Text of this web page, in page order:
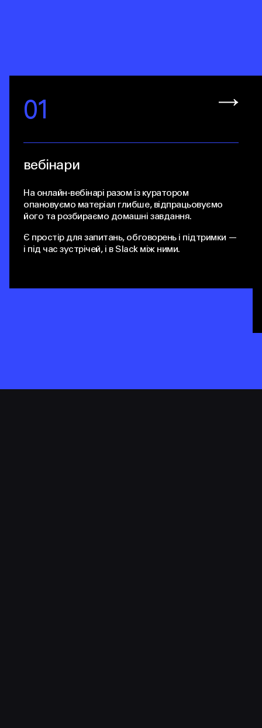
01
вебінари
На онлайн-вебінарі разом із куратором
опановуємо матеріал глибше, відпрацьовуємо
його та розбираємо домашні завдання.
Є простір для запитань, обговорень і підтримки —
і під час зустрічей, і в Slack між ними.